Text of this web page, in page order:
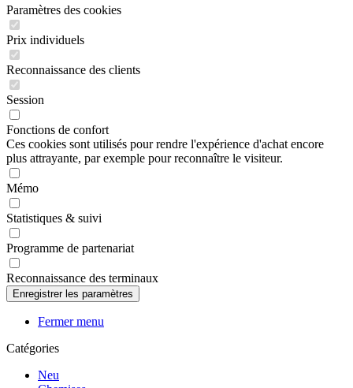
Paramètres des cookies
Prix individuels
Reconnaissance des clients
Session
Fonctions de confort
Ces cookies sont utilisés pour rendre l'expérience d'achat encore
plus attrayante, par exemple pour reconnaître le visiteur.
Mémo
Statistiques & suivi
Programme de partenariat
Reconnaissance des terminaux
Fermer menu
Catégories
Neu